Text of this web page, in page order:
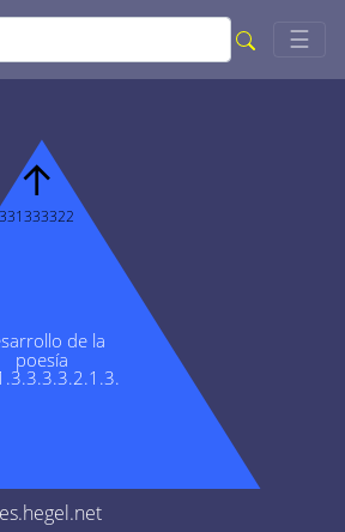
☰
de la
poesía
↑
331333322
es.hegel.net